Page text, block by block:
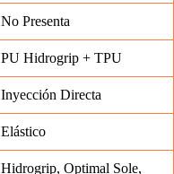
No Presenta
PU Hidrogrip + TPU
Inyección Directa
Elástico
Hidrogrip, Optimal Sole,